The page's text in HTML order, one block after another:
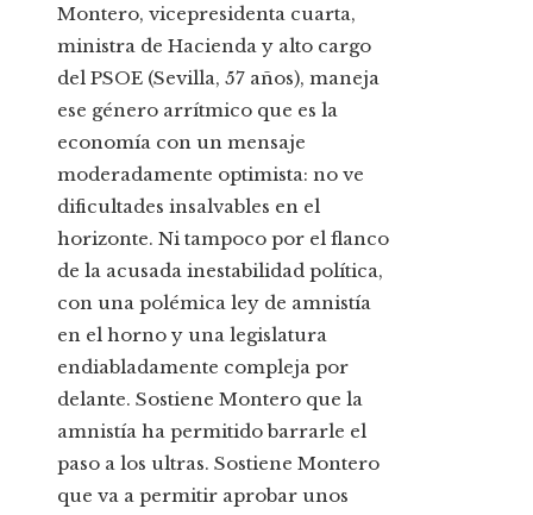
Montero, vicepresidenta cuarta,
ministra de Hacienda y alto cargo
del PSOE (Sevilla, 57 años), maneja
ese género arrítmico que es la
economía con un mensaje
moderadamente optimista: no ve
dificultades insalvables en el
horizonte. Ni tampoco por el flanco
de la acusada inestabilidad política,
con una polémica ley de amnistía
en el horno y una legislatura
endiabladamente compleja por
delante. Sostiene Montero que la
amnistía ha permitido barrarle el
paso a los ultras. Sostiene Montero
que va a permitir aprobar unos